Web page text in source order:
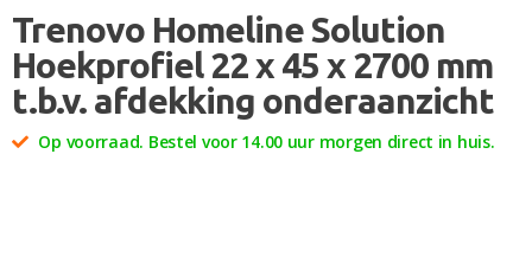
Trenovo Homeline Solution
Hoekprofiel 22 x 45 x 2700 mm
t.b.v. afdekking onderaanzicht
Op voorraad. Bestel voor 14.00 uur morgen direct in huis.